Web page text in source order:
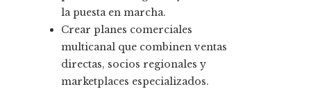
la puesta en marcha.
Crear planes comerciales
multicanal que combinen ventas
directas, socios regionales y
marketplaces especializados.